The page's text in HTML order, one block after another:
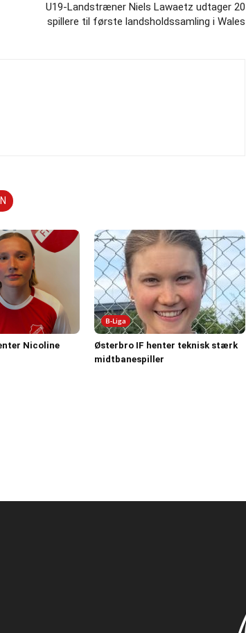
U19-Landstræner Niels Lawaetz udtager 20
spillere til første landsholdssamling i Wales
Nicoline
B-Liga
Østerbro IF henter teknisk stærk
midtbanespiller